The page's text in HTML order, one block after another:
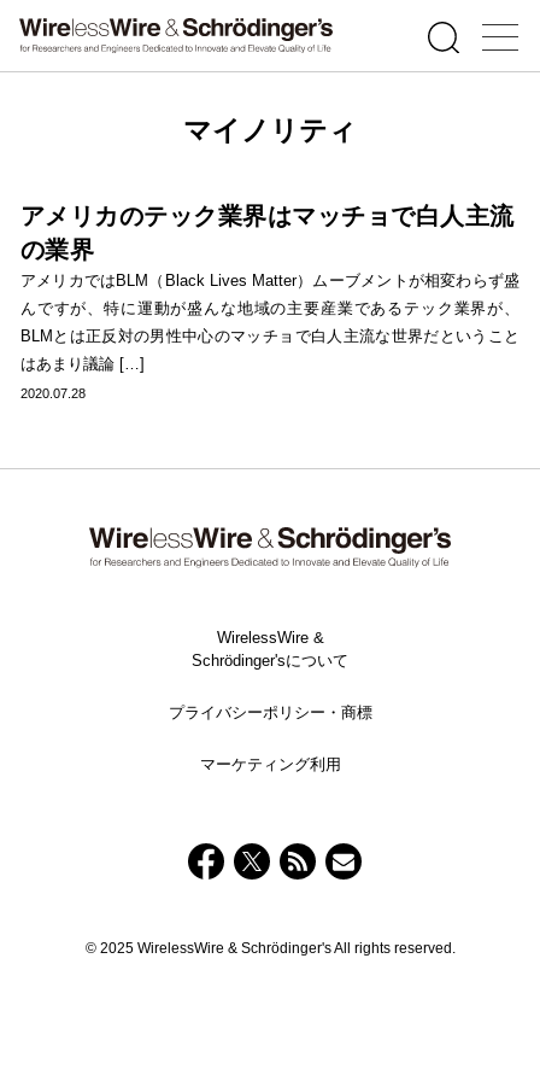
マイノリティ
アメリカのテック業界はマッチョで白人主流
の業界
アメリカではBLM（Black Lives Matter）ムーブメントが相変わらず盛
んですが、特に運動が盛んな地域の主要産業であるテック業界が、
BLMとは正反対の男性中心のマッチョで白人主流な世界だということ
はあまり議論 […]
2020.07.28
WirelessWire &
Schrödinger'sについて
プライバシーポリシー・商標
マーケティング利用
© 2025 WirelessWire & Schrödinger's All rights reserved.